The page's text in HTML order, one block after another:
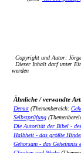
Copyright und Autor:
Dieser Inhalt darf unter
werden
Ähnliche / verwandte
Demut (Themenbereich:
Selbstprüfung
Die Autorität der Bibel -
Halbheit - das größte
Gehorsam - das Geheimnis